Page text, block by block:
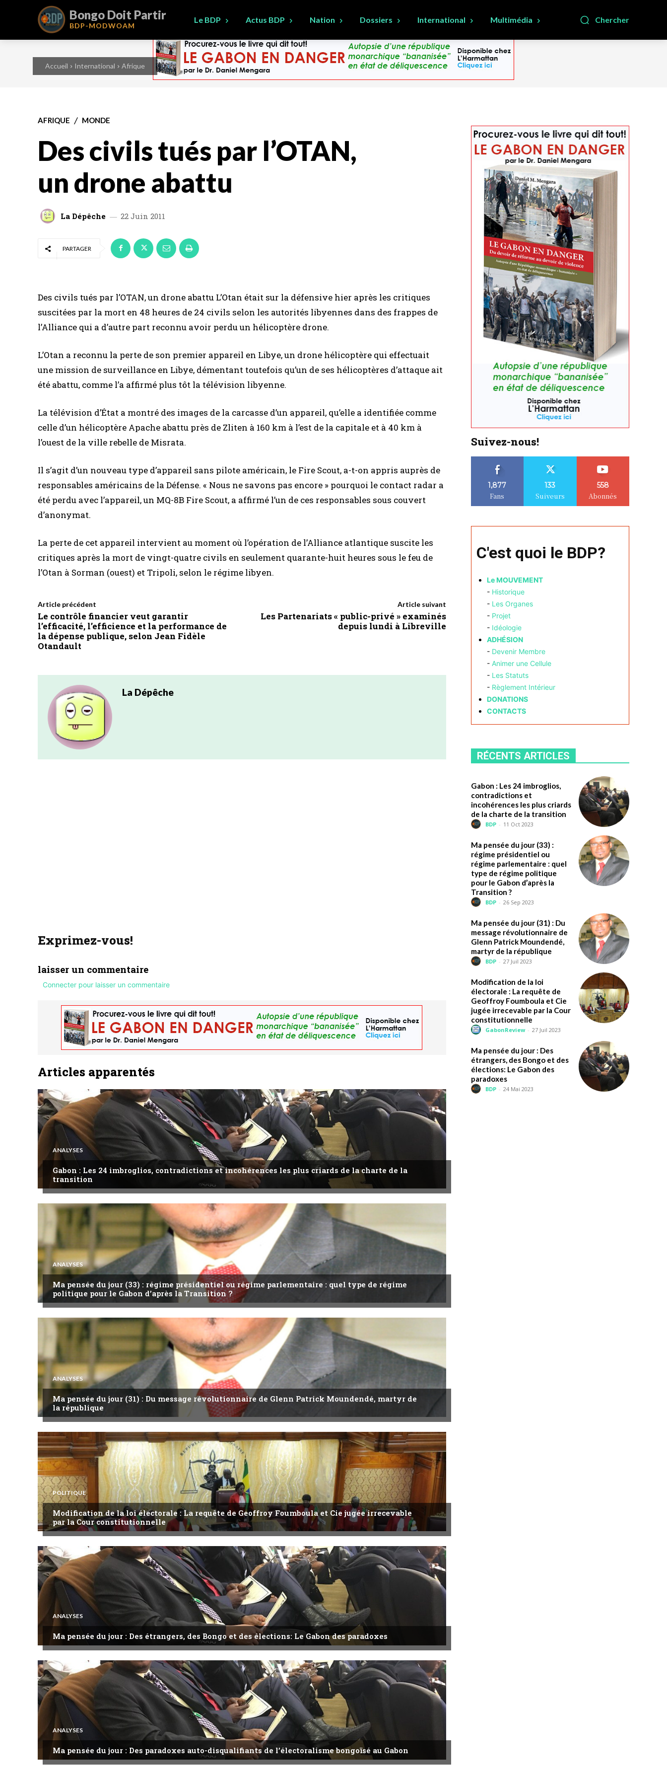
Bongo Doit Partir
BDP-MODWOAM
Chercher
Le BDP Actus BDP Nation Dossiers International Multimédia
Accueil International Afrique
AFRIQUE MONDE
Des civils tués par l’OTAN,
un drone abattu
La Dépêche 22 Juin 2011
PARTAGER
Des civils tués par l’OTAN, un drone abattu L’Otan était sur la défensive hier après les critiques
suscitées par la mort en 48 heures de 24 civils selon les autorités libyennes dans des frappes de
l’Alliance qui a d’autre part reconnu avoir perdu un hélicoptère drone.
L’Otan a reconnu la perte de son premier appareil en Libye, un drone hélicoptère qui effectuait
une mission de surveillance en Libye, démentant toutefois qu’un de ses hélicoptères d’attaque ait
été abattu, comme l’a affirmé plus tôt la télévision libyenne.
La télévision d’État a montré des images de la carcasse d’un appareil, qu’elle a identifiée comme
celle d’un hélicoptère Apache abattu près de Zliten à 160 km à l’est de la capitale et à 40 km à
l’ouest de la ville rebelle de Misrata.
Il s’agit d’un nouveau type d’appareil sans pilote américain, le Fire Scout, a-t-on appris auprès de
responsables américains de la Défense. « Nous ne savons pas encore » pourquoi le contact radar a
été perdu avec l’appareil, un MQ-8B Fire Scout, a affirmé l’un de ces responsables sous couvert
d’anonymat.
La perte de cet appareil intervient au moment où l’opération de l’Alliance atlantique suscite les
critiques après la mort de vingt-quatre civils en seulement quarante-huit heures sous le feu de
l’Otan à Sorman (ouest) et Tripoli, selon le régime libyen.
Article précédent
Le contrôle financier veut garantir
l’efficacité, l’efficience et la performance de
la dépense publique, selon Jean Fidèle
Otandault
Article suivant
Les Partenariats « public-privé » examinés
depuis lundi à Libreville
La Dépêche
Exprimez-vous!
laisser un commentaire
Connecter pour laisser un commentaire
Articles apparentés
ANALYSES
Gabon : Les 24 imbroglios, contradictions et incohérences les plus criards de la charte de la
transition
ANALYSES
Ma pensée du jour (33) : régime présidentiel ou régime parlementaire : quel type de régime
politique pour le Gabon d’après la Transition ?
ANALYSES
Ma pensée du jour (31) : Du message révolutionnaire de Glenn Patrick Moundendé, martyr de
la république
POLITIQUE
Modification de la loi électorale : La requête de Geoffroy Foumboula et Cie jugée irrecevable
par la Cour constitutionnelle
ANALYSES
Ma pensée du jour : Des étrangers, des Bongo et des élections: Le Gabon des paradoxes
ANALYSES
Ma pensée du jour : Des paradoxes auto-disqualifiants de l’électoralisme bongoïsé au Gabon
Suivez-nous!
1,877
Fans
133
Suiveurs
558
Abonnés
C'est quoi le BDP?
Le MOUVEMENT
- Historique
- Les Organes
- Projet
- Idéologie
ADHÉSION
- Devenir Membre
- Animer une Cellule
- Les Statuts
- Règlement Intérieur
DONATIONS
CONTACTS
RÉCENTS ARTICLES
Gabon : Les 24 imbroglios,
contradictions et
incohérences les plus criards
de la charte de la transition
BDP - 11 Oct 2023
Ma pensée du jour (33) :
régime présidentiel ou
régime parlementaire : quel
type de régime politique
pour le Gabon d’après la
Transition ?
BDP - 26 Sep 2023
Ma pensée du jour (31) : Du
message révolutionnaire de
Glenn Patrick Moundendé,
martyr de la république
BDP - 27 Juil 2023
Modification de la loi
électorale : La requête de
Geoffroy Foumboula et Cie
jugée irrecevable par la Cour
constitutionnelle
GabonReview - 27 Juil 2023
Ma pensée du jour : Des
étrangers, des Bongo et des
élections: Le Gabon des
paradoxes
BDP - 24 Mai 2023